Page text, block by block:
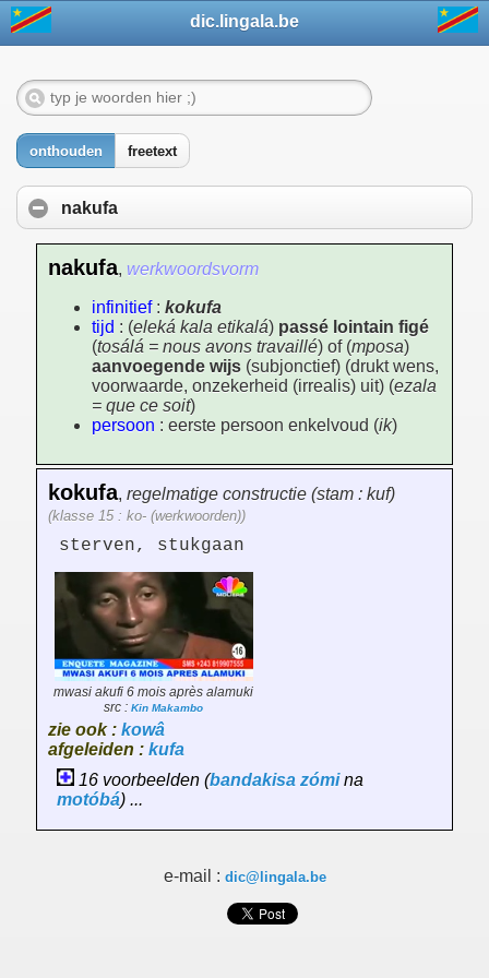
dic.lingala.be
onthouden freetext
nakufa
nakufa, werkwoordsvorm
infinitief: kokufa
tijd : (eleká kala etikalá) passé lointain figé
(tosálá = nous avons travaillé) of (mposa)
aanvoegende wijs (subjonctief) (drukt wens,
voorwaarde, onzekerheid (irrealis) uit) (ezala
= que ce soit)
persoon : eerste persoon enkelvoud (ik)
kokufa, regelmatige constructie (stam : kuf)
(klasse 15 : ko- (werkwoorden))
sterven, stukgaan
mwasi akufi 6 mois après alamuki
src : Kin Makambo
zie ook : kowâ
afgeleiden : kufa
16 voorbeelden (bandakisa zómina
motóbá) ...
e-mail : dic@lingala.be